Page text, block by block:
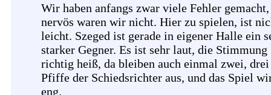
Wir haben anfangs zwar viele Fehler gemacht,
nervös waren wir nicht. Hier zu spielen, ist
leicht. Szeged ist gerade in eigener Halle ein
starker Gegner. Es ist sehr laut, die Stimmung
richtig heiß, da bleiben auch einmal zwei, drei
Pfiffe der Schiedsrichter aus, und das Spiel
eng.